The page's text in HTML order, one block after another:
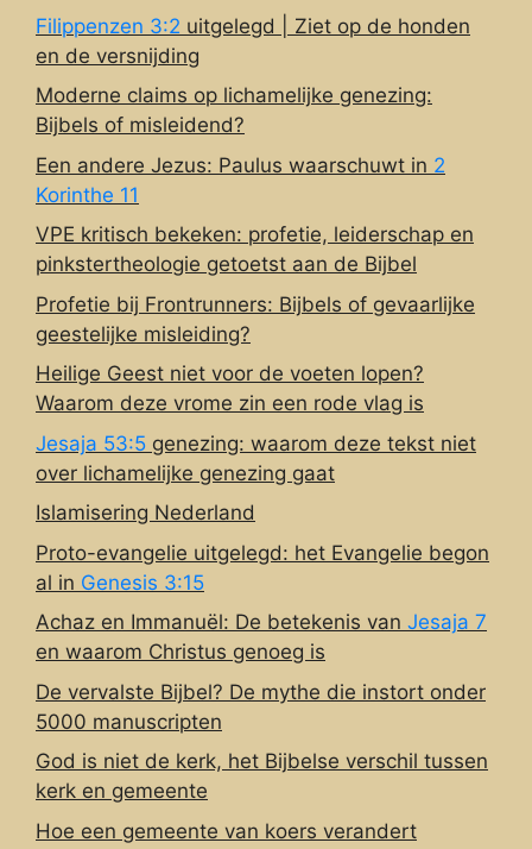
Filippenzen 3:2 uitgelegd | Ziet op de honden
en de versnijding
Moderne claims op lichamelijke genezing:
Bijbels of misleidend?
Een andere Jezus: Paulus waarschuwt in 2
Korinthe 11
VPE kritisch bekeken: profetie, leiderschap en
pinkstertheologie getoetst aan de Bijbel
Profetie bij Frontrunners: Bijbels of gevaarlijke
geestelijke misleiding?
Heilige Geest niet voor de voeten lopen?
Waarom deze vrome zin een rode vlag is
Jesaja 53:5 genezing: waarom deze tekst niet
over lichamelijke genezing gaat
Islamisering Nederland
Proto-evangelie uitgelegd: het Evangelie begon
al in Genesis 3:15
Achaz en Immanuël: De betekenis van Jesaja 7
en waarom Christus genoeg is
De vervalste Bijbel? De mythe die instort onder
5000 manuscripten
God is niet de kerk, het Bijbelse verschil tussen
kerk en gemeente
Hoe een gemeente van koers verandert